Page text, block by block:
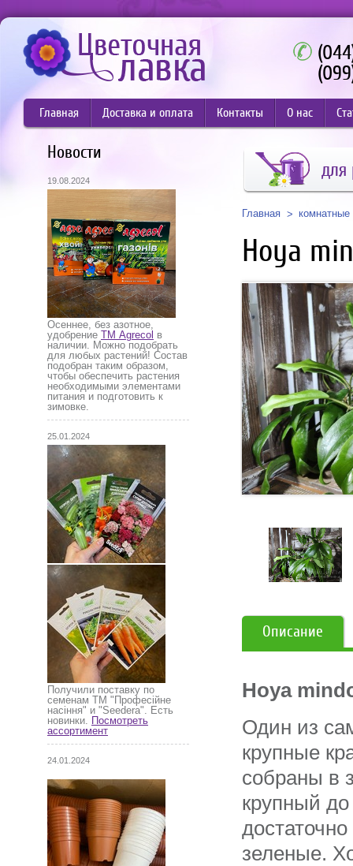
Главная Доставка и оплата Контакты О нас
Новости
19.08.2024
Осеннее, без азотное,
удобрение ТМ Agrecol в
наличии. Можно подобрать
для любых растений! Состав
подобран таким образом,
чтобы обеспечить растения
необходимыми элементами
питания и подготовить к
зимовке.
25.01.2024
Получили поставку по
семенам ТМ "Професійне
насіння" и "Seedera". Есть
новинки. Посмотреть
ассортимент
24.01.2024
для
Главная комнатные
Hoya
Описание
Hoya
Один из
крупные
собраны в
крупный до
достаточно
зеленые.